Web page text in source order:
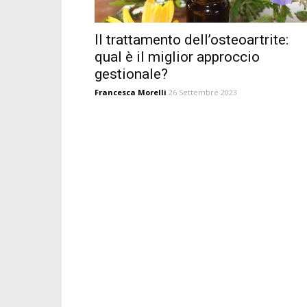
Il trattamento dell’osteoartrite:
qual è il miglior approccio
gestionale?
Francesca Morelli 26 Settembre 2023